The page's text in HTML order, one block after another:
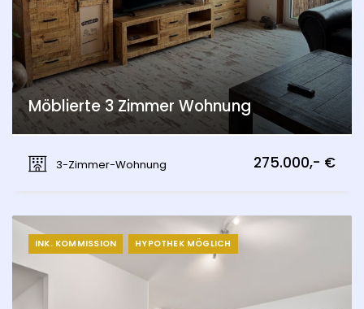
Möblierte 3 Zimmer Wohnung
3-Zimmer-Wohnung
275.000,- €
INK. KOMMISSION HYPOTHEK MÖGLICH